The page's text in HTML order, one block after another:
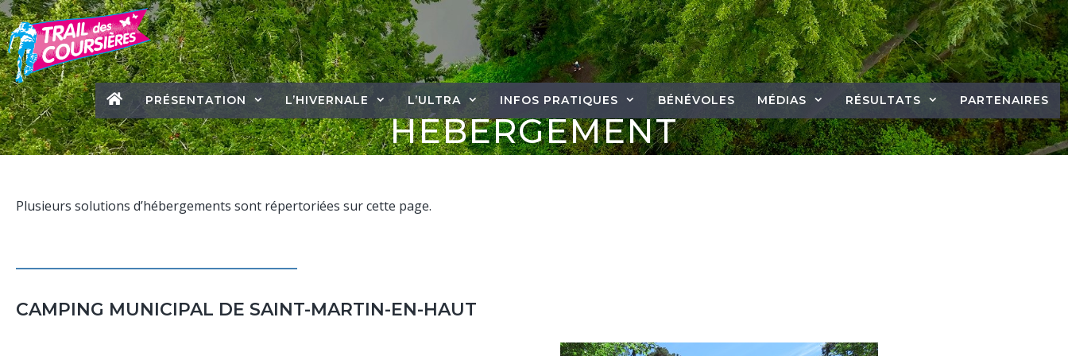
PRÉSENTATION L’HIVERNALE L’ULTRA INFOS PRATIQUES BÉNÉVOLES MÉDIAS RÉSULTATS PARTENAIRES
HÉBERGEMENT
Plusieurs solutions d’hébergements sont répertoriées sur cette page.
CAMPING MUNICIPAL DE SAINT-MARTIN-EN-HAUT